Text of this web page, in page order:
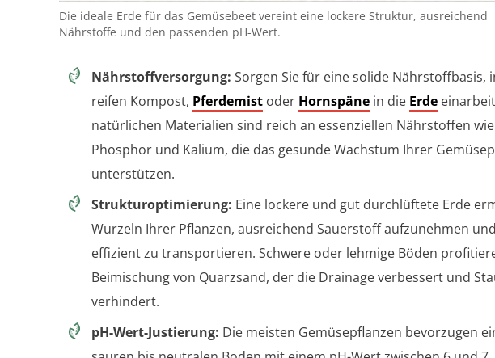
Die ideale Erde für das Gemüsebeet vereint eine lockere Struktur, ausreichend
Nährstoffe und den passenden pH-Wert.
Nährstoffversorgung: Sorgen Sie für eine solide Nährstoffbasis,
reifen Kompost, Pferdemist oder Hornspäne in die Erde
natürlichen Materialien sind reich an essenziellen Nährstoffen
Phosphor und Kalium, die das gesunde Wachstum Ihrer
unterstützen.
Strukturoptimierung: Eine lockere und gut durchlüftete Erde
Wurzeln Ihrer Pflanzen, ausreichend Sauerstoff aufzunehmen
effizient zu transportieren. Schwere oder lehmige Böden
Beimischung von Quarzsand, der die Drainage verbessert und
verhindert.
pH-Wert-Justierung: Die meisten Gemüsepflanzen bevorzugen